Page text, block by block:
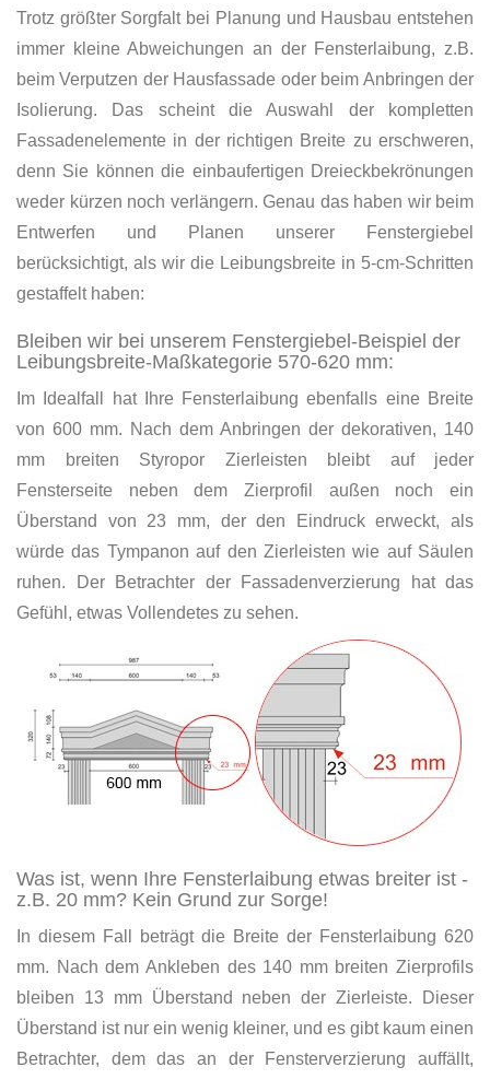
Trotz größter Sorgfalt bei Planung und Hausbau entstehen
immer kleine Abweichungen an der Fensterlaibung, z.B.
beim Verputzen der Hausfassade oder beim Anbringen der
Isolierung. Das scheint die Auswahl der kompletten
Fassadenelemente in der richtigen Breite zu erschweren,
denn Sie können die einbaufertigen Dreieckbekrönungen
weder kürzen noch verlängern. Genau das haben wir beim
Entwerfen und Planen unserer Fenstergiebel
berücksichtigt, als wir die Leibungsbreite in 5-cm-Schritten
gestaffelt haben:
Bleiben wir bei unserem Fenstergiebel-Beispiel der
Leibungsbreite-Maßkategorie 570-620 mm:
Im Idealfall hat Ihre Fensterlaibung ebenfalls eine Breite
von 600 mm. Nach dem Anbringen der dekorativen, 140
mm breiten Styropor Zierleisten bleibt auf jeder
Fensterseite neben dem Zierprofil außen noch ein
Überstand von 23 mm, der den Eindruck erweckt, als
würde das Tympanon auf den Zierleisten wie auf Säulen
ruhen. Der Betrachter der Fassadenverzierung hat das
Gefühl, etwas Vollendetes zu sehen.
Was ist, wenn Ihre Fensterlaibung etwas breiter ist -
z.B. 20 mm? Kein Grund zur Sorge!
In diesem Fall beträgt die Breite der Fensterlaibung 620
mm. Nach dem Ankleben des 140 mm breiten Zierprofils
bleiben 13 mm Überstand neben der Zierleiste. Dieser
Überstand ist nur ein wenig kleiner, und es gibt kaum einen
Betrachter, dem das an der Fensterverzierung auffällt,